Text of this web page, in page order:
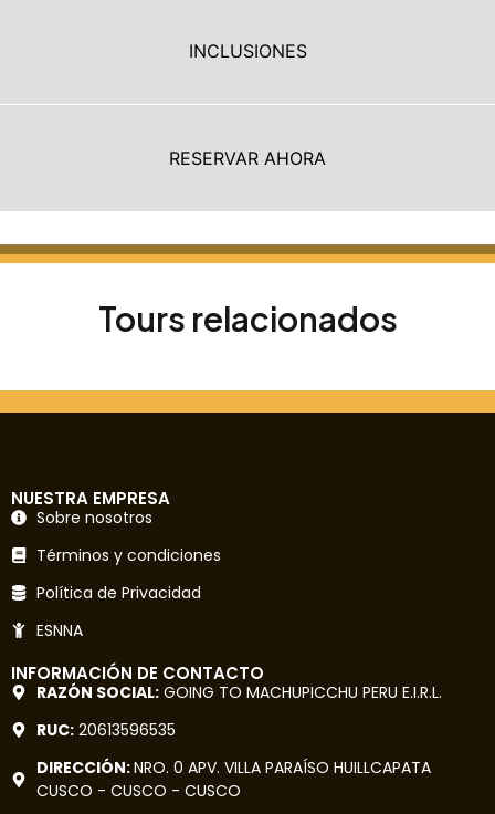
INCLUSIONES
RESERVAR AHORA
Tours relacionados
NUESTRA EMPRESA
Sobre nosotros
Términos y condiciones
Política de Privacidad
ESNNA
INFORMACIÓN DE CONTACTO
RAZÓN SOCIAL:GOING TO MACHUPICCHU PERU E.I.R.L.
RUC:20613596535
DIRECCIÓN:NRO. 0 APV. VILLA PARAÍSO HUILLCAPATA
CUSCO - CUSCO - CUSCO